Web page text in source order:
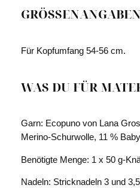
GRÖSSENANGABEN
Für Kopfumfang 54-56 cm.
WAS DU FÜR
Garn: Ecopuno von Lana
Merino-Schurwolle, 11 %
Benötigte Menge: 1 x 50 g-
Nadeln: Stricknadeln 3 und